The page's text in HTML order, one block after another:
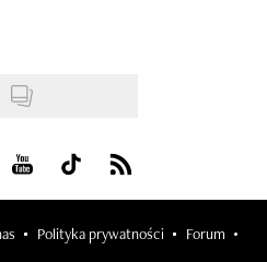
on Instagram
Visit us on Youtube
Visit us on Tiktok
Visit us on Rss
Polityka prywatności Forum